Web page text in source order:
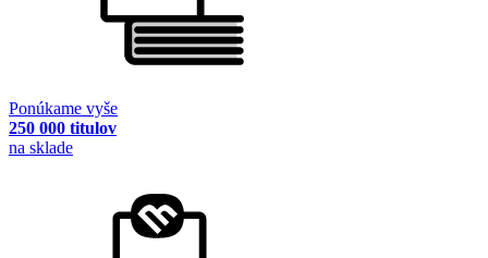
Ponúkame vyše
250 000 titulov
na sklade